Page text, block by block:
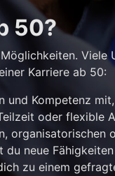
50?
Viele
Karriere ab 50:
und Kompetenz
oder flexible
organisatorischen
du neue
zu einem